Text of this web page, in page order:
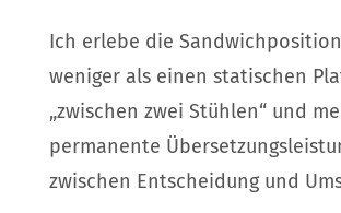
Ich erlebe die
weniger als einen statischen
„zwischen zwei Stühlen“ und
permanente
zwischen Entscheidung und